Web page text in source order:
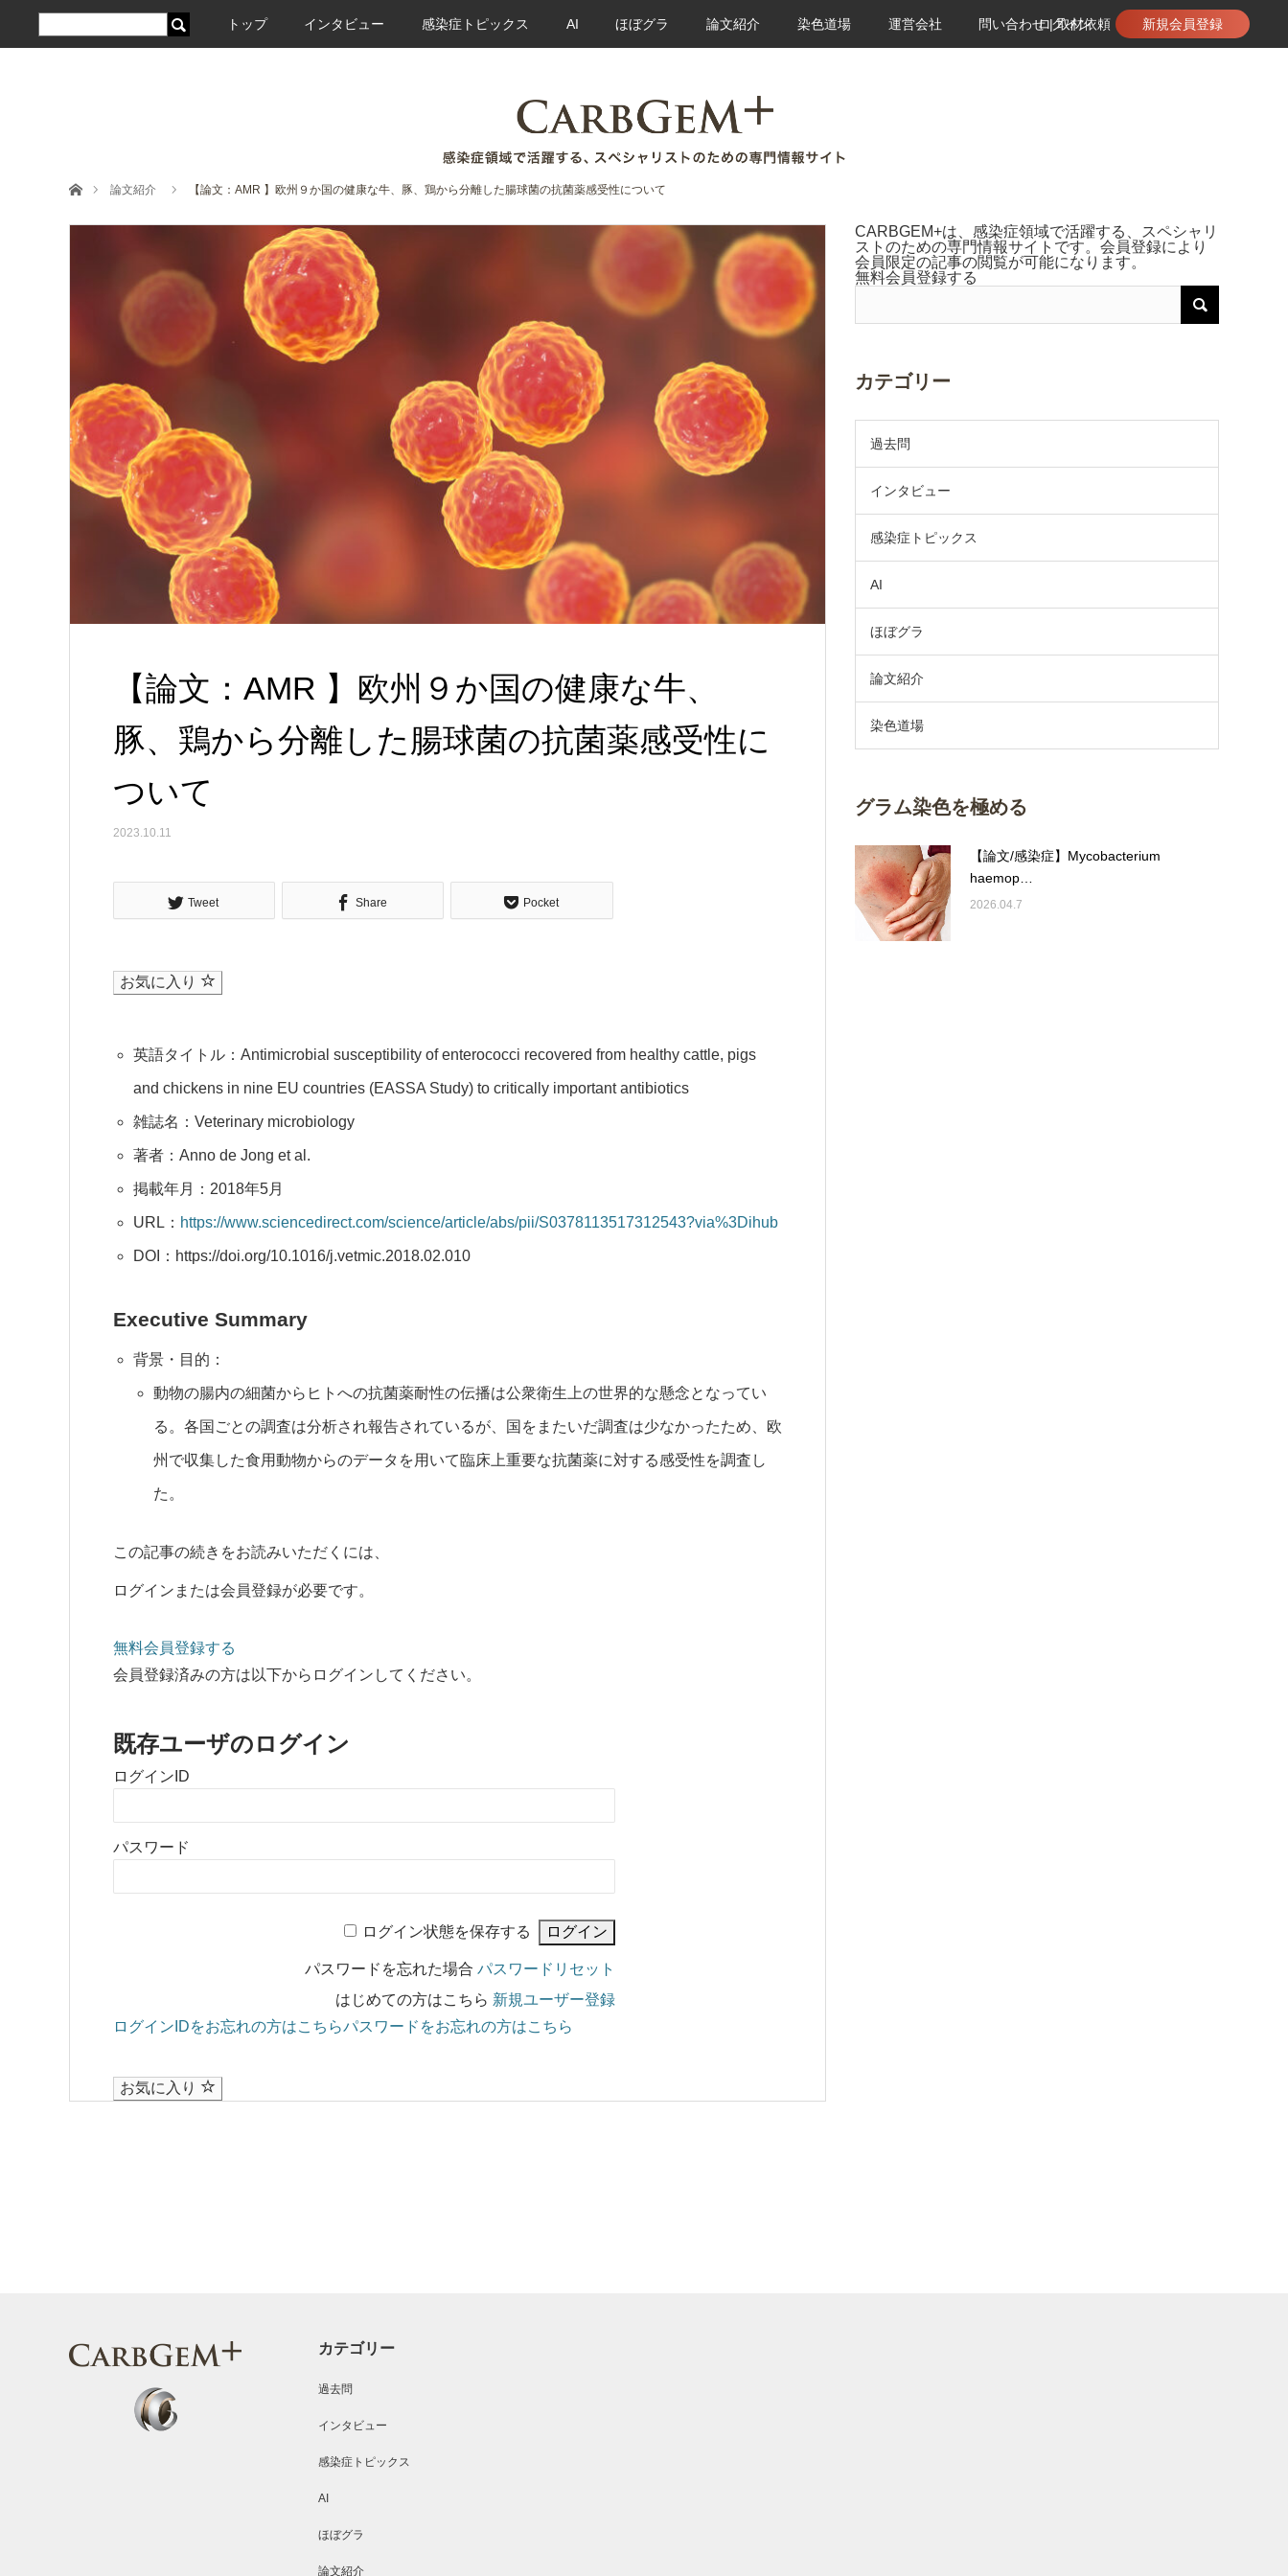
トップ インタビュー 感染症トピックス AI ほぼグラ 論文紹介 染色道場 運営会社 問い合わせ | 取材依頼
ログイン 新規会員登録
ホーム論文紹介 【論文：AMR 】欧州９か国の健康な牛、豚、鶏から分離した腸球菌の抗菌薬感受性について
【論文：AMR 】欧州９か国の健康な牛、
豚、鶏から分離した腸球菌の抗菌薬感受性に
ついて
2023.10.11
Tweet Share Pocket
お気に入り
英語タイトル：Antimicrobial susceptibility of enterococci recovered from healthy cattle, pigs
and chickens in nine EU countries (EASSA Study) to critically important antibiotics
雑誌名：Veterinary microbiology
著者：Anno de Jong et al.
掲載年月：2018年5月
URL： https://www.sciencedirect.com/science/article/abs/pii/S0378113517312543?via%3Dihub
DOI：https://doi.org/10.1016/j.vetmic.2018.02.010
Executive Summary
背景・目的：
動物の腸内の細菌からヒトへの抗菌薬耐性の伝播は公衆衛生上の世界的な懸念となってい
る。各国ごとの調査は分析され報告されているが、国をまたいだ調査は少なかったため、欧
州で収集した食用動物からのデータを用いて臨床上重要な抗菌薬に対する感受性を調査し
た。
この記事の続きをお読みいただくには、
ログインまたは会員登録が必要です。
無料会員登録する
会員登録済みの方は以下からログインしてください。
既存ユーザのログイン
ログインID
パスワード
ログイン状態を保存する
パスワードを忘れた場合 パスワードリセット
はじめての方はこちら 新規ユーザー登録
ログインIDをお忘れの方はこちらパスワードをお忘れの方はこちら
お気に入り
CARBGEM+は、感染症領域で活躍する、スペシャリ
ストのための専門情報サイトです。会員登録により
会員限定の記事の閲覧が可能になります。
無料会員登録する
カテゴリー
過去問
インタビュー
感染症トピックス
AI
ほぼグラ
論文紹介
染色道場
グラム染色を極める
【論文/感染症】Mycobacterium
haemop…
2026.04.7
カテゴリー
過去問
インタビュー
感染症トピックス
AI
ほぼグラ
論文紹介